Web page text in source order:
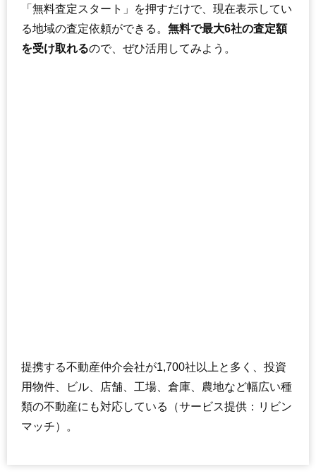
「無料査定スタート」を押すだけで、現在表示してい
る地域の査定依頼ができる。 無料で最大6社の査定額
を受け取れるので、ぜひ活用してみよう。
提携する不動産仲介会社が1,700社以上と多く、投資
用物件、ビル、店舗、工場、倉庫、農地など幅広い種
類の不動産にも対応している（サービス提供：リビン
マッチ）。